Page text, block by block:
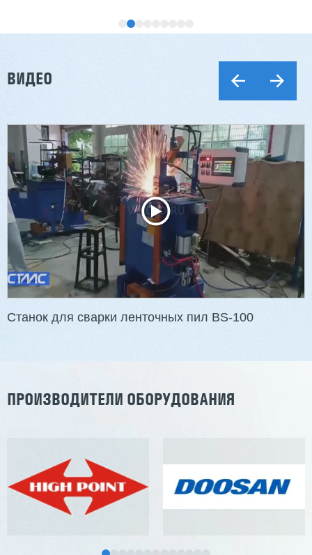
Двухсторонний шипорез MX6015
2 832 000 ₽
3 176 000 ₽
Артикул: 2497
Длина заготовки: 400-1500 мм
Макс. ширина заготовки: 580 мм
Станок проходного типа
Узлы: 4 пилы, 2 фрезы
ВИДЕО
Станок для сварки ленточных пил BS-100
ПРОИЗВОДИТЕЛИ ОБОРУДОВАНИЯ